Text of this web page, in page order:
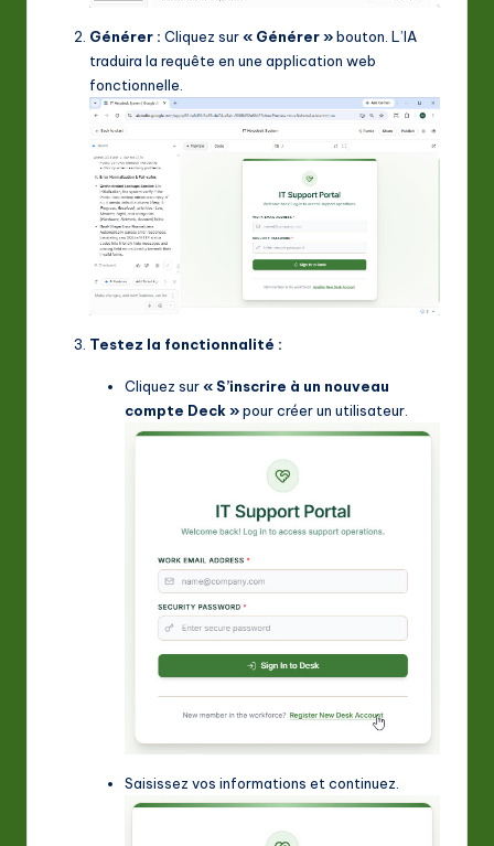
Générer : Cliquez sur« Générer »bouton. L’IA
traduira la requête en une application web
fonctionnelle.
Testez la fonctionnalité :
Cliquez sur« S’inscrire à un nouveau
compte Deck »pour créer un utilisateur.
Saisissez vos informations et continuez.